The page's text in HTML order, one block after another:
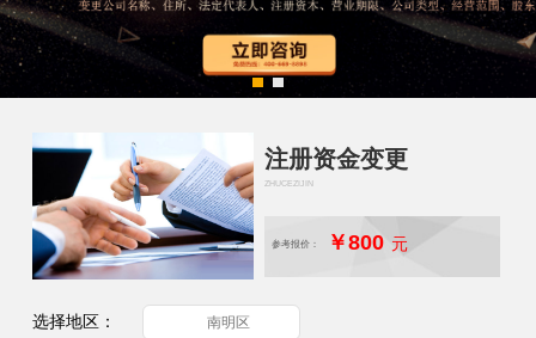
注册资金变更
ZHUCEZIJIN
选择地区： 南明区
参考报价： ￥800 元